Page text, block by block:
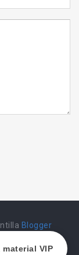
material VIP
Blogger